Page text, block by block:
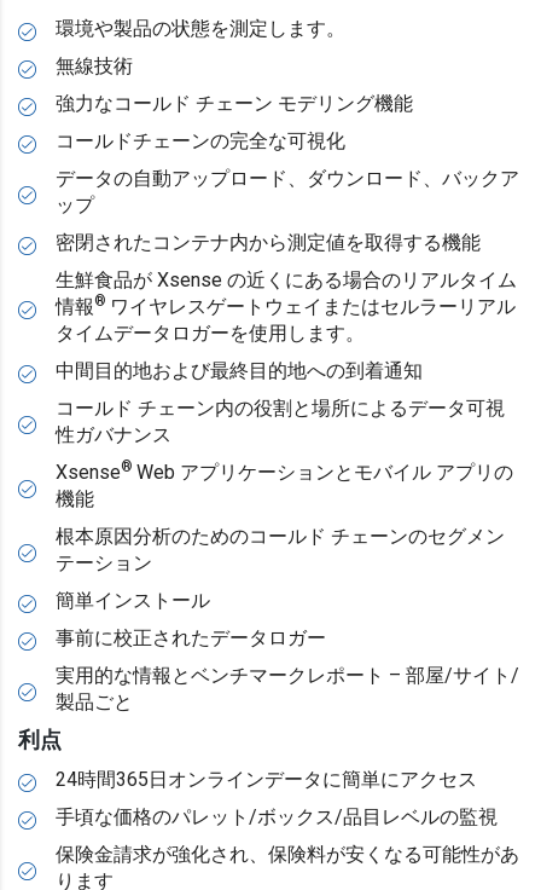
環境や製品の状態を測定します。
無線技術
強力なコールド チェーン モデリング機能
コールドチェーンの完全な可視化
データの自動アップロード、ダウンロード、バックア
ップ
密閉されたコンテナ内から測定値を取得する機能
生鮮食品が Xsense の近くにある場合のリアルタイム
情報 ® ワイヤレスゲートウェイまたはセルラーリアル
タイムデータロガーを使用します。
中間目的地および最終目的地への到着通知
コールド チェーン内の役割と場所によるデータ可視
性ガバナンス
Xsense® Web アプリケーションとモバイル アプリの
機能
根本原因分析のためのコールド チェーンのセグメン
テーション
簡単インストール
事前に校正されたデータロガー
実用的な情報とベンチマークレポート – 部屋/サイト/
製品ごと
利点
24時間365日オンラインデータに簡単にアクセス
手頃な価格のパレット/ボックス/品目レベルの監視
保険金請求が強化され、保険料が安くなる可能性があ
ります